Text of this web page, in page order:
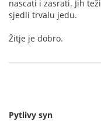
nascati i zasrati. Jih
sjedli trvalu jedu.
Žitje je dobro.
Pytlivy syn